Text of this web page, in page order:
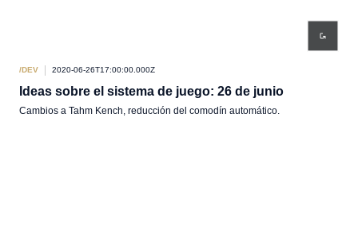
/DEV 2020-06-26T17:00:00.000Z
Ideas sobre el sistema de juego: 26 de junio
Cambios a Tahm Kench, reducción del comodín automático.